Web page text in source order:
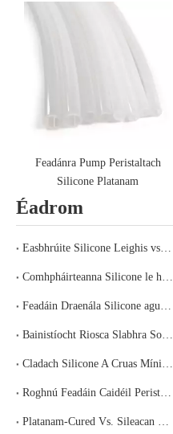
Feadánra Pump Peristaltach
Silicone Platanam
Éadrom
Easbhrúite Silicone Leighis vs Múnlú Instealladh vs Múnlú Comhbhrúite: Cén Próiseas atá Ceart do Do Chomhpháirt?
Comhpháirteanna Silicone le haghaidh Insileadh Agus Feistí Teiripe IV: Ceanglais Chomhlíonta agus Roghnú Soláthraí
Feadáin Draenála Silicone agus Córais Draenála Créachta Dúnta: Riachtanais Chliniciúla agus Treoir Foinsiú
Bainistíocht Riosca Slabhra Soláthair Leighis Silicone: Conas Straitéis Foinsithe Athléimneach a Thógáil
Cladach Silicone A Cruas Mínithe: Conas an Durometer Ceart a Roghnú do D'Fheidhmchlár Leighis
Roghnú Feadáin Caidéil Peristaltacha: Airíonna Ábhar, Tosca Feidhmíochta, agus Conas É a Fháil i gceart
Platanam-Cured Vs. Sileacan Cureáilte Sárocsaíd: Cé acu Ba Chóir duit a Roghnú do d'Fheidhmchlár Feiste Leighis?